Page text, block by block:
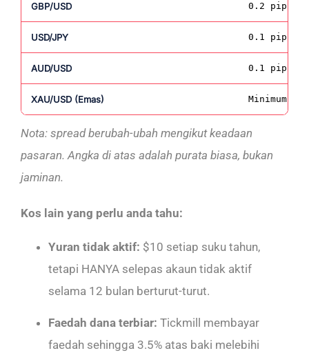
GBP/USD 0.2 pip
USD/JPY 0.1 pip
AUD/USD 0.1 pip
XAU/USD (Emas) Minimum
Nota: spread berubah-ubah mengikut keadaan
pasaran. Angka di atas adalah purata biasa, bukan
jaminan.
Kos lain yang perlu anda tahu:
Yuran tidak aktif: $10 setiap suku tahun,
tetapi HANYA selepas akaun tidak aktif
selama 12 bulan berturut-turut.
Faedah dana terbiar: Tickmill membayar
faedah sehingga 3.5% atas baki melebihi